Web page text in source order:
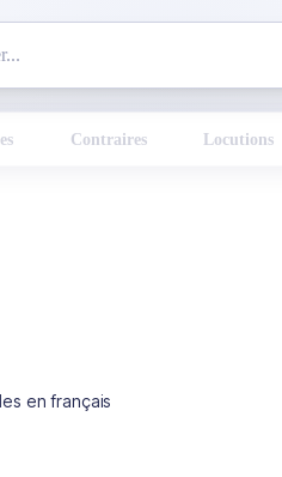
Contraires Locutions
en français